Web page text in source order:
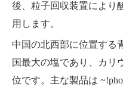
後、粒子回収装置により
用します。
中国の北西部に位置する
国最大の塩であり、カリ
位です。主な製品は